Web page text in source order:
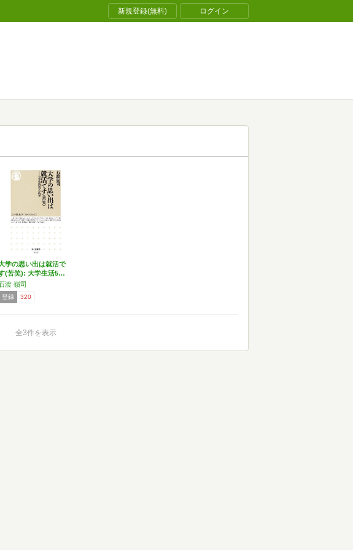
新規登録(無料) ログイン
学の思い出は就活で
(苦笑): 大学生活5…
渡 嶺司
登録 320
全3件を表示